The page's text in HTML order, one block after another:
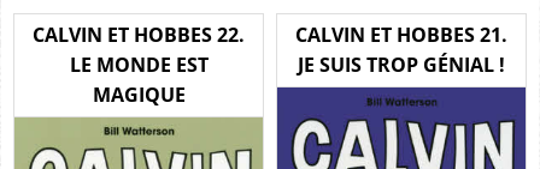
CALVIN ET HOBBES 22.
LE MONDE EST
MAGIQUE
CALVIN ET HOBBES 21.
JE SUIS TROP GÉNIAL !